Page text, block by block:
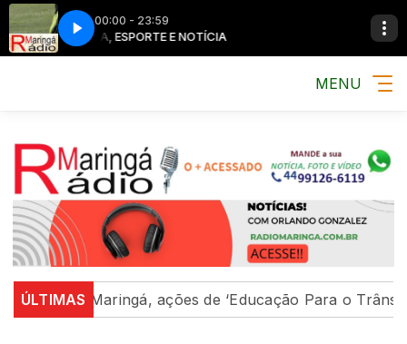
00:00 - 23:59
MÚSICA, ESPORTE E NOTÍCIA MÚSICA,
MENU
ÚLTIMAS
Em Maringá, ações de ‘Educação Para o Trânsito’